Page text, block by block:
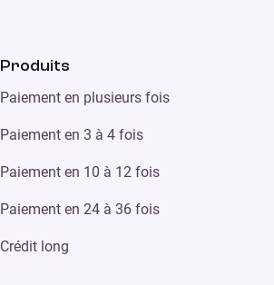
Produits
Paiement en plusieurs fois
Paiement en 3 à 4 fois
Paiement en 10 à 12 fois
Paiement en 24 à 36 fois
Crédit long